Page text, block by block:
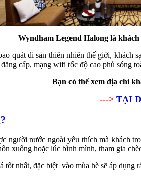
Wyndham Legend Halong là
quát di sản thiên nhiên thế giới,
cấp, mạng wifi tốc độ cao phủ sóng
Bạn có thể xem địa chỉ
---> TẠI
nước ngoài yêu thích mà khách
xuống hoặc lúc bình mình, tham gia
nhất, đặc biệt vào mùa hè sẽ áp